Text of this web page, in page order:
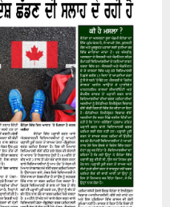
2026